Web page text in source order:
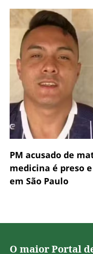
PM acusado de
medicina é preso
em São Paulo
O maior Portal